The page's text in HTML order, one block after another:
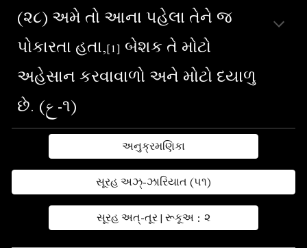
(૨૮) અમે તો આના પહેલા તેને જ
પોકારતા હતા,[1] બેશક તે મોટો
અહેસાન કરવાવાળો અને મોટો દયાળુ
છે. (ع-૧)
અનુક્રમણિકા
સૂરહ અઝ્-ઝારિયાત (૫૧)
સૂરહ અત્-તૂર | રૂકૂઅ : ૨